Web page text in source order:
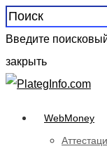
Введите
закрыть
WebMoney